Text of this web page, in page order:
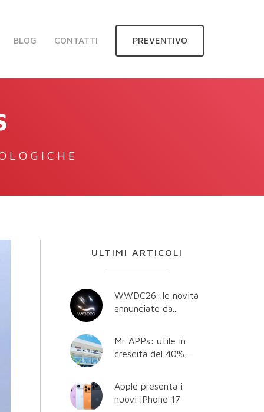
BLOG CONTATTI PREVENTIVO
ULTIMI ARTICOLI
WWDC26: le novità
annunciate da...
Mr APPs: utile in
crescita del 40%,...
Apple presenta i
nuovi iPhone 17